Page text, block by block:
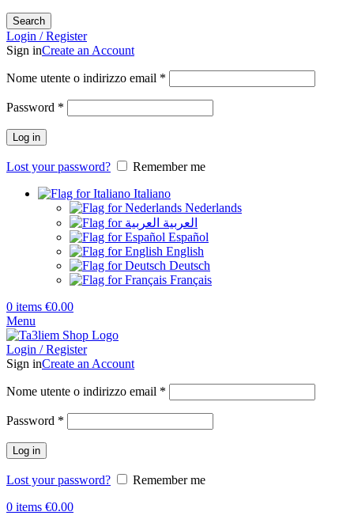
Search
Login / Register
Sign inCreate an Account
Nome utente o indirizzo email *
Password *
Log in
Lost your password?
Remember me
Italiano
Nederlands
العربية
Español
English
Deutsch
Français
0 items €0.00
Menu
Login / Register
Sign inCreate an Account
Nome utente o indirizzo email *
Password *
Log in
Lost your password?
Remember me
0 items €0.00